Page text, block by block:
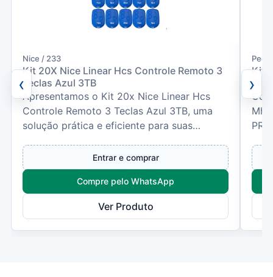
‹
Nice / 233
Kit 20X Nice Linear Hcs Controle Remoto 3
Teclas Azul 3TB
Apresentamos o Kit 20x Nice Linear Hcs
Controle Remoto 3 Teclas Azul 3TB, uma
solução prática e eficiente para suas
Entrar e comprar
Compre pelo WhatsApp
Ver Produto
Kit
›